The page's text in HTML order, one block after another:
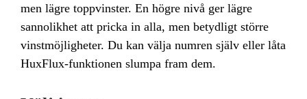
men lägre toppvinster. En högre nivå ger lägre
sannolikhet att pricka in alla, men betydligt större
vinstmöjligheter. Du kan välja numren själv eller låta
HuxFlux-funktionen slumpa fram dem.